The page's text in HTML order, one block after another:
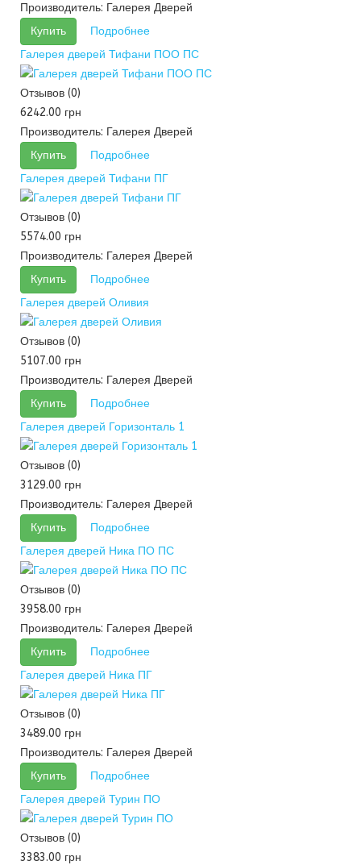
Производитель: Галерея Дверей
Купить
Подробнее
Галерея дверей Тифани ПОО ПС
Отзывов (0)
6242.00 грн
Производитель: Галерея Дверей
Купить
Подробнее
Галерея дверей Тифани ПГ
Отзывов (0)
5574.00 грн
Производитель: Галерея Дверей
Купить
Подробнее
Галерея дверей Оливия
Отзывов (0)
5107.00 грн
Производитель: Галерея Дверей
Купить
Подробнее
Галерея дверей Горизонталь 1
Отзывов (0)
3129.00 грн
Производитель: Галерея Дверей
Купить
Подробнее
Галерея дверей Ника ПО ПС
Отзывов (0)
3958.00 грн
Производитель: Галерея Дверей
Купить
Подробнее
Галерея дверей Ника ПГ
Отзывов (0)
3489.00 грн
Производитель: Галерея Дверей
Купить
Подробнее
Галерея дверей Турин ПО
Отзывов (0)
3383.00 грн